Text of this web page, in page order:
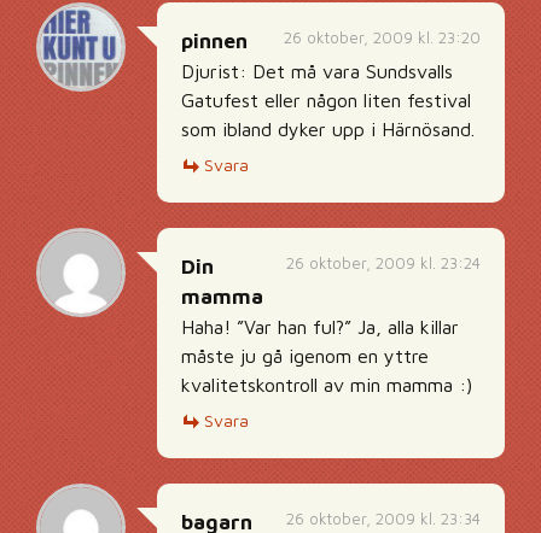
26 oktober, 2009 kl. 23:20
pinnen
Djurist: Det må vara Sundsvalls
Gatufest eller någon liten festival
som ibland dyker upp i Härnösand.
Svara
26 oktober, 2009 kl. 23:24
Din
mamma
Haha! ”Var han ful?” Ja, alla killar
måste ju gå igenom en yttre
kvalitetskontroll av min mamma :)
Svara
26 oktober, 2009 kl. 23:34
bagarn